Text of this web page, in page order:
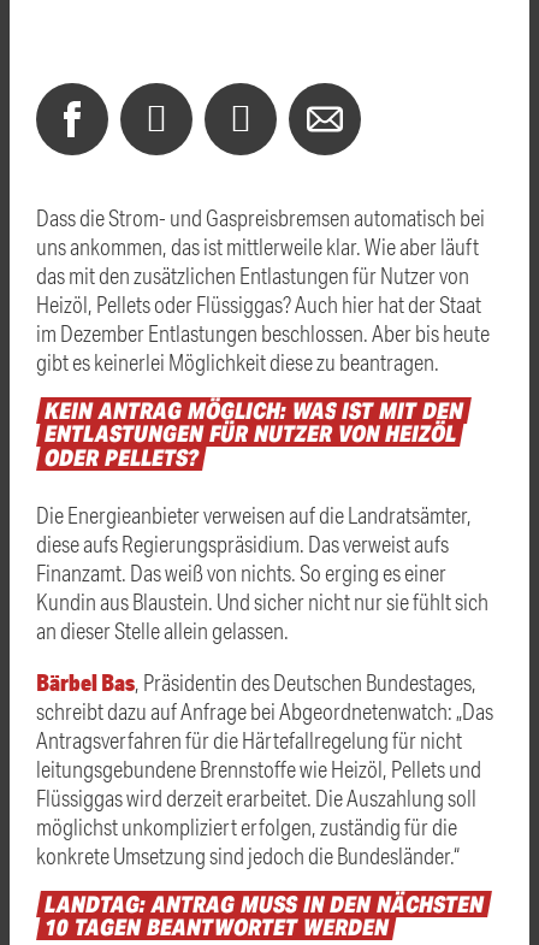
Dass die Strom- und Gaspreisbremsen automatisch bei
uns ankommen, das ist mittlerweile klar. Wie aber läuft
das mit den zusätzlichen Entlastungen für Nutzer von
Heizöl, Pellets oder Flüssiggas? Auch hier hat der Staat
im Dezember Entlastungen beschlossen. Aber bis heute
gibt es keinerlei Möglichkeit diese zu beantragen.
KEINANTRAG MÖGLICH: WASISTMITDEN
ENTLASTUNGENFÜRNUTZER VONHEIZÖL
ODERPELLETS?
Die Energieanbieter verweisen auf die Landratsämter,
diese aufs Regierungspräsidium. Das verweist aufs
Finanzamt. Das weiß von nichts. So erging es einer
Kundin aus Blaustein. Und sicher nicht nur sie fühlt sich
an dieser Stelle allein gelassen.
Bärbel Bas, Präsidentin des Deutschen Bundestages,
schreibt dazu auf Anfrage bei Abgeordnetenwatch: „Das
Antragsverfahren für die Härtefallregelung für nicht
leitungsgebundene Brennstoffe wie Heizöl, Pellets und
Flüssiggas wird derzeit erarbeitet. Die Auszahlung soll
möglichst unkompliziert erfolgen, zuständig für die
konkrete Umsetzung sind jedoch die Bundesländer.“
LANDTAG:ANTRAG MUSSINDENNÄCHSTEN
10 TAGENBEANTWORTET WERDEN